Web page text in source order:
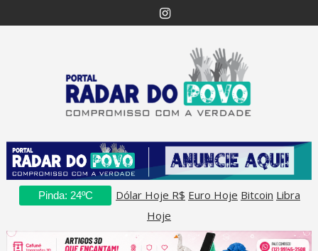
to
Pinda: 24ºC Dólar Hoje R$ Euro Hoje Bitcoin Libra
Hoje